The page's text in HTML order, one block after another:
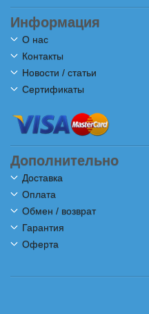
Информация
О нас
Контакты
Новости / статьи
Сертификаты
Дополнительно
Доставка
Оплата
Обмен / возврат
Гарантия
Оферта